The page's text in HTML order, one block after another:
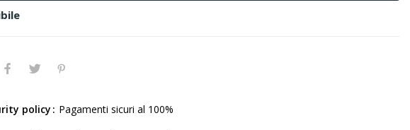
policy Pagamenti sicuri al 100%